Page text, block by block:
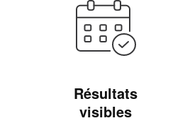
Résultats
visibles